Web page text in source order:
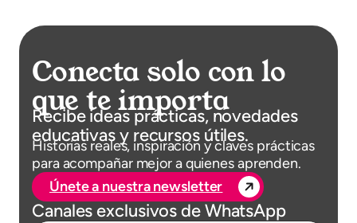
Conecta solo con lo
que te importa
Recibe ideas prácticas, novedades
educativas y recursos útiles.
Historias reales, inspiración y claves prácticas
para acompañar mejor a quienes aprenden.
Únete a nuestra newsletter
Canales exclusivos de WhatsApp